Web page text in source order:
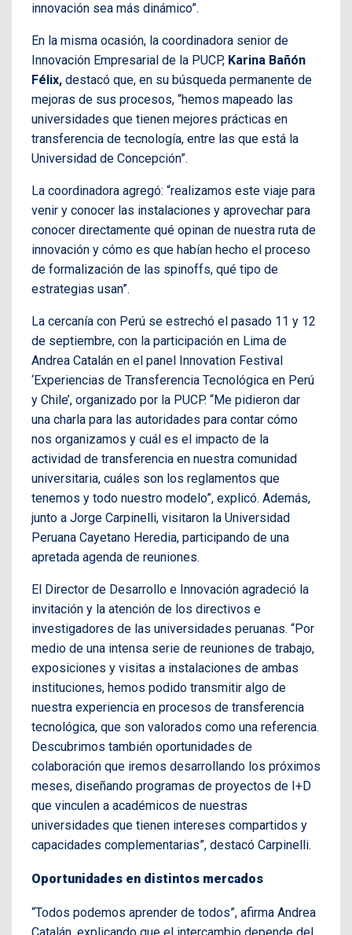
innovación sea más dinámico”.
En la misma ocasión, la coordinadora senior de
Innovación Empresarial de la PUCP, Karina Bañón
Félix, destacó que, en su búsqueda permanente de
mejoras de sus procesos, “hemos mapeado las
universidades que tienen mejores prácticas en
transferencia de tecnología, entre las que está la
Universidad de Concepción”.
La coordinadora agregó: “realizamos este viaje para
venir y conocer las instalaciones y aprovechar para
conocer directamente qué opinan de nuestra ruta de
innovación y cómo es que habían hecho el proceso
de formalización de las spinoffs, qué tipo de
estrategias usan”.
La cercanía con Perú se estrechó el pasado 11 y 12
de septiembre, con la participación en Lima de
Andrea Catalán en el panel Innovation Festival
‘Experiencias de Transferencia Tecnológica en Perú
y Chile’, organizado por la PUCP. “Me pidieron dar
una charla para las autoridades para contar cómo
nos organizamos y cuál es el impacto de la
actividad de transferencia en nuestra comunidad
universitaria, cuáles son los reglamentos que
tenemos y todo nuestro modelo”, explicó. Además,
junto a Jorge Carpinelli, visitaron la Universidad
Peruana Cayetano Heredia, participando de una
apretada agenda de reuniones.
El Director de Desarrollo e Innovación agradeció la
invitación y la atención de los directivos e
investigadores de las universidades peruanas. “Por
medio de una intensa serie de reuniones de trabajo,
exposiciones y visitas a instalaciones de ambas
instituciones, hemos podido transmitir algo de
nuestra experiencia en procesos de transferencia
tecnológica, que son valorados como una referencia.
Descubrimos también oportunidades de
colaboración que iremos desarrollando los próximos
meses, diseñando programas de proyectos de I+D
que vinculen a académicos de nuestras
universidades que tienen intereses compartidos y
capacidades complementarias”, destacó Carpinelli.
Oportunidades en distintos mercados
“Todos podemos aprender de todos”, afirma Andrea